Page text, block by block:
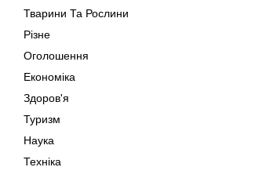
Тварини Та Рослини
Різне
Оголошення
Економіка
Здоров'я
Туризм
Наука
Техніка